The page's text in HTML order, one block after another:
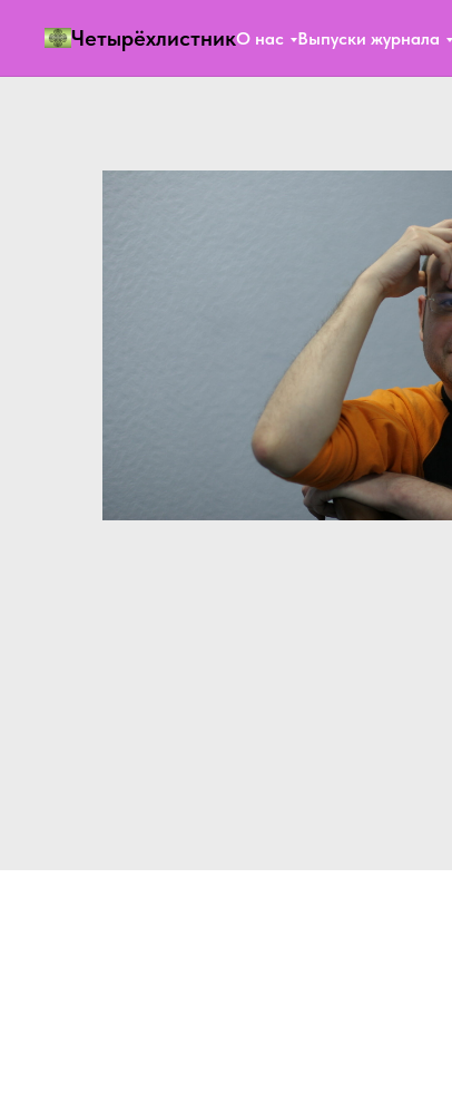
ЧетырёхлистникО нас Выпуски журнала